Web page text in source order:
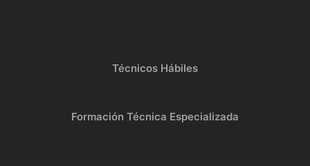
Técnicos Hábiles
Formación Técnica Especializada